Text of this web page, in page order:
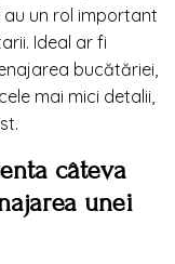
un rol important
Ideal ar fi
bucătăriei,
mai mici detalii,
câteva
unei